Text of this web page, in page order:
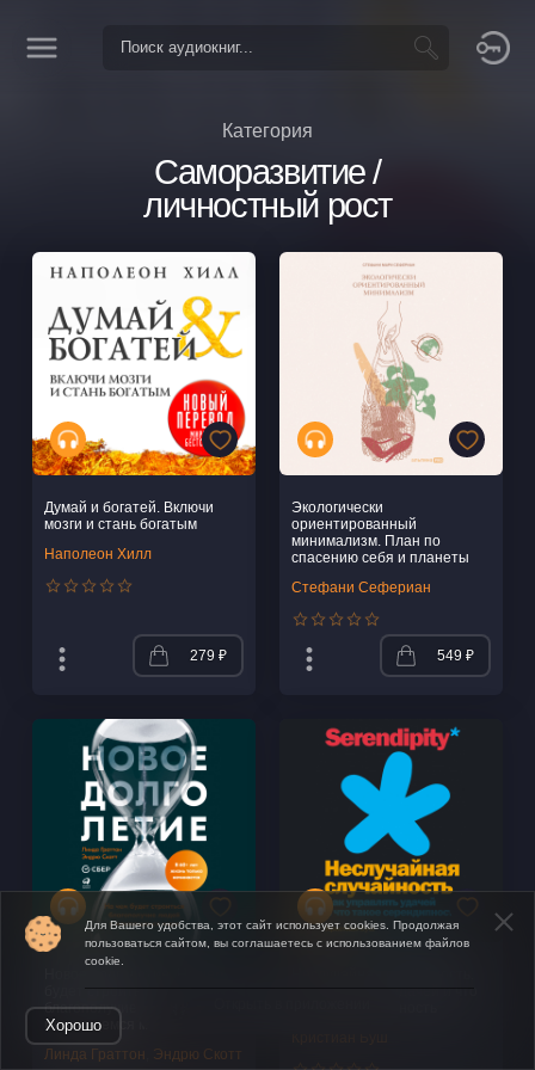
Категория
Саморазвитие /
личностный рост
Думай и богатей. Включи
мозги и стань богатым
Наполеон Хилл
279 ₽
Экологически
ориентированный
минимализм. План по
спасению себя и планеты
Стефани Сефериан
549 ₽
будет строиться
благополучие людей в
меняющемся мире
Линда Граттон Эндрю Скотт
Для Вашего удобства, этот сайт использует cookies. Продолжая
пользоваться сайтом, вы соглашаетесь с использованием файлов
cookie.
Хорошо